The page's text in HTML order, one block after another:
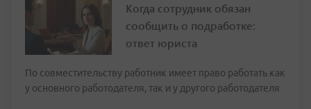
Когда сотрудник обязан
сообщить о подработке:
ответ юриста
По совместительству работник имеет право работать как
у основного работодателя, так и у другого работодателя